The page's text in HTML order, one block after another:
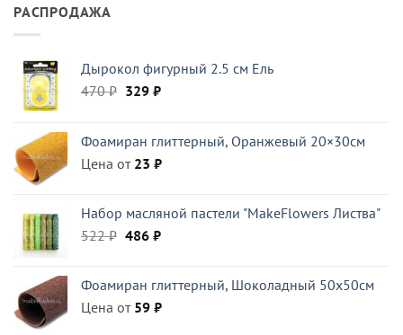
РАСПРОДАЖА
Дырокол фигурный 2.5 см Ель
470₽ Первоначальная
470 ₽.
329 ₽Текущая
Фоамиран глиттерный, Оранжевый 20×30см
Цена от 23 ₽
Набор масляной пастели "MakeFlowers Листва"
522₽ Первоначальная
522 ₽.
486 ₽Текущая
Фоамиран глиттерный, Шоколадный 50x50см
Цена от 59 ₽